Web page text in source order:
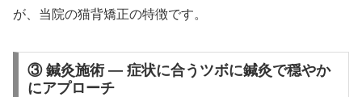
が、当院の猫背矯正の特徴です。
③ 鍼灸施術 — 症状に合うツボに鍼灸で穏やか
にアプローチ